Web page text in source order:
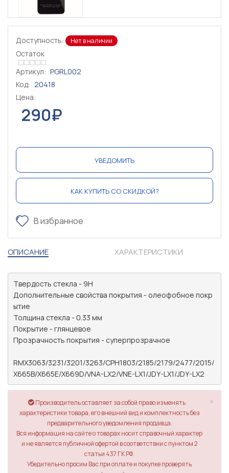
Доступность: Нет в наличии
Остаток
Артикул: PGRL002
Код: 20418
Цена:
290₽
УВЕДОМИТЬ
КАК КУПИТЬ СО СКИДКОЙ?
В избранное
ОПИСАНИЕ ХАРАКТЕРИСТИКИ
Твердость стекла - 9H
Дополнительные свойства покрытия - олеофобное покр
ытие
Толщина стекла - 0.33 мм
Покрытие - глянцевое
Прозрачность покрытия - суперпрозрачное
RMX3063/3231/3201/3263/CPH1803/2185/2179/2477/2015/
X665B/X665E/X669D/VNA-LX2/VNE-LX1/JDY-LX1/JDY-LX2
×
Производитель оставляет за собой право изменять
характеристики товара, его внешний вид и комплектность без
предварительного уведомления продавца.
Вся информация на сайте о товарах носит справочный характер
и не является публичной офертой в соответствии с пунктом 2
статьи 437 ГК РФ.
Убедительно просим Вас при оплате и покупке проверять